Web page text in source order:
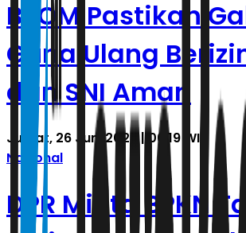
BPOM Pastikan
Guna Ulang
dan SNI Aman
Jumat, 26 Juni 2026 | 06.19 WIB
Nasional
DPR Minta BPKN